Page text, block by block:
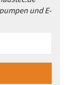
und E-